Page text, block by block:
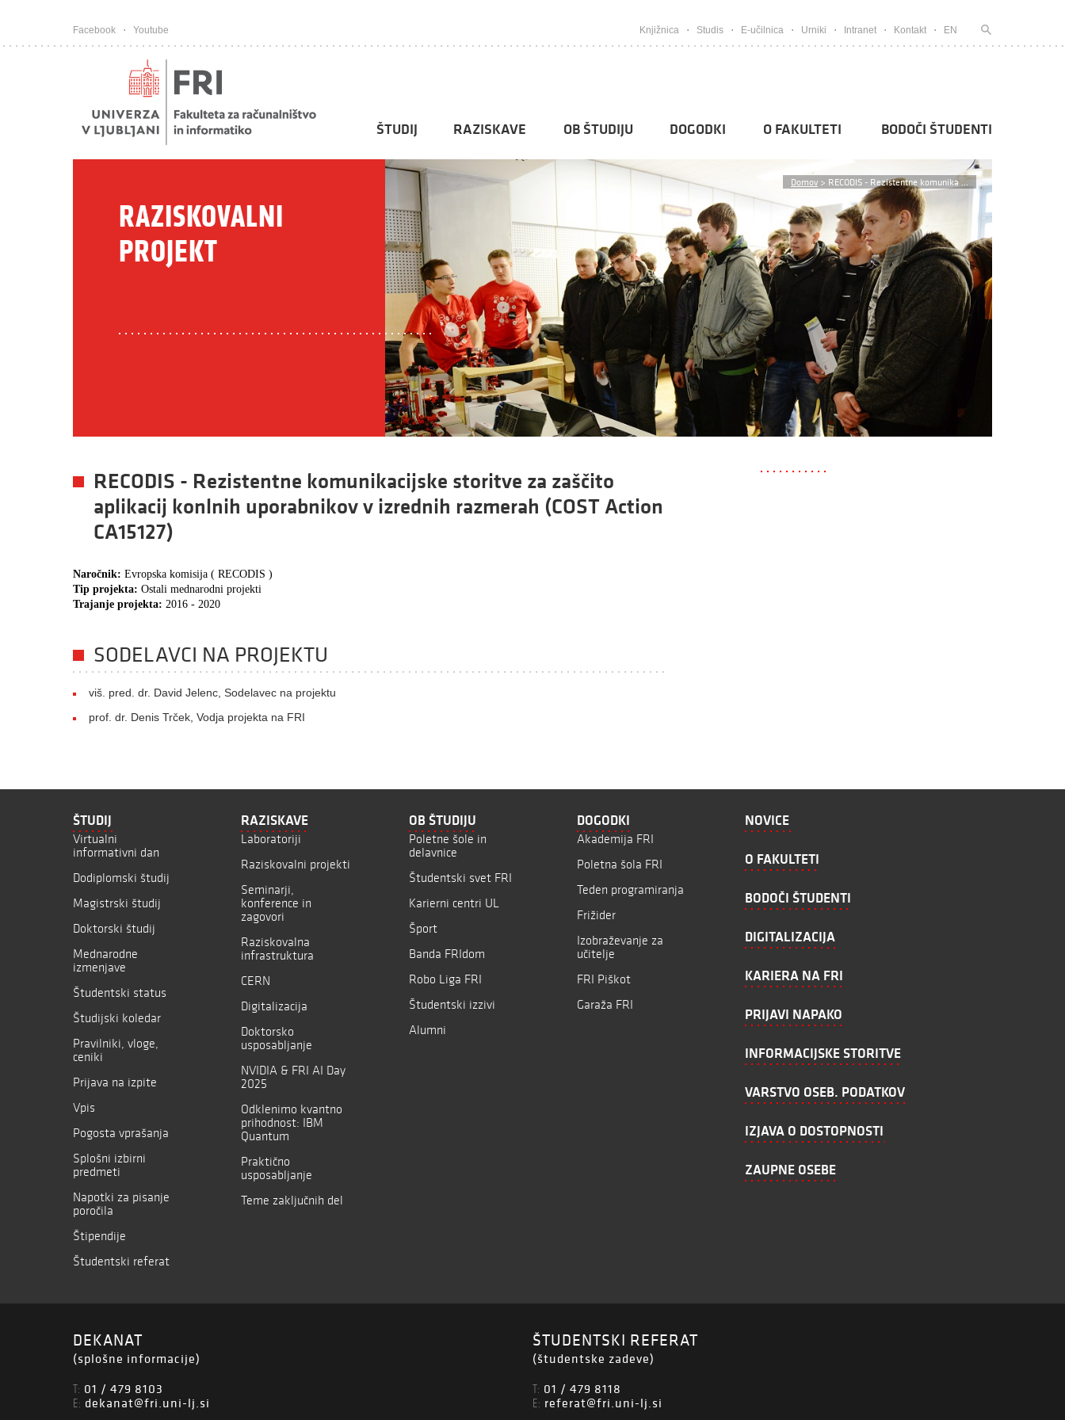
Facebook Youtube Knjižnica Studis E-učilnica Urniki Intranet Kontakt EN
ŠTUDIJ RAZISKAVE OB ŠTUDIJU DOGODKI O FAKULTETI BODOČI ŠTUDENTI
Domov > RECODIS - Rezistentne komunika ...
RAZISKOVALNI
PROJEKT
RECODIS - Rezistentne komunikacijske storitve za zaščito
aplikacij konlnih uporabnikov v izrednih razmerah (COST Action
CA15127)
Naročnik: Evropska komisija ( RECODIS )
Tip projekta: Ostali mednarodni projekti
Trajanje projekta: 2016 - 2020
SODELAVCI NA PROJEKTU
viš. pred. dr. David Jelenc, Sodelavec na projektu
prof. dr. Denis Trček, Vodja projekta na FRI
ŠTUDIJ
Virtualni
informativni dan
Dodiplomski študij
Magistrski študij
Doktorski študij
Mednarodne
izmenjave
Študentski status
Študijski koledar
Pravilniki, vloge,
ceniki
Prijava na izpite
Vpis
Pogosta vprašanja
Splošni izbirni
predmeti
Napotki za pisanje
poročila
Štipendije
Študentski referat
RAZISKAVE
Laboratoriji
Raziskovalni projekti
Seminarji,
konference in
zagovori
Raziskovalna
infrastruktura
CERN
Digitalizacija
Doktorsko
usposabljanje
NVIDIA & FRI AI Day
2025
Odklenimo kvantno
prihodnost: IBM
Quantum
Praktično
usposabljanje
Teme zaključnih del
OB ŠTUDIJU
Poletne šole in
delavnice
Študentski svet FRI
Karierni centri UL
Šport
Banda FRIdom
Robo Liga FRI
Študentski izzivi
Alumni
DOGODKI
Akademija FRI
Poletna šola FRI
Teden programiranja
Frižider
Izobraževanje za
učitelje
FRI Piškot
Garaža FRI
NOVICE
O FAKULTETI
BODOČI ŠTUDENTI
DIGITALIZACIJA
KARIERA NA FRI
PRIJAVI NAPAKO
INFORMACIJSKE STORITVE
VARSTVO OSEB. PODATKOV
IZJAVA O DOSTOPNOSTI
ZAUPNE OSEBE
DEKANAT
(splošne informacije)
T: 01 / 479 8103
E: dekanat@fri.uni-lj.si
ŠTUDENTSKI REFERAT
(študentske zadeve)
T: 01 / 479 8118
E: referat@fri.uni-lj.si